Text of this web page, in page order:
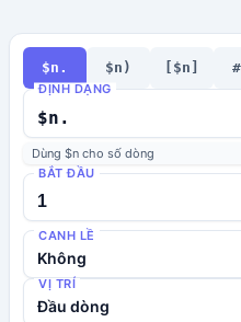
$n. $n) [$n]
ĐỊNH DẠNG
Dùng $n cho số dòng
BẮT ĐẦU
Không
CANH LỀ
Đầu dòng
VỊ TRÍ